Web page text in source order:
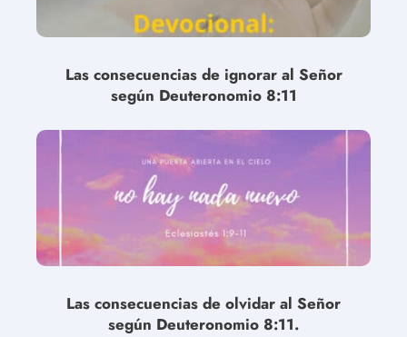
Las consecuencias de ignorar al Señor
según Deuteronomio 8:11
Las consecuencias de olvidar al Señor
según Deuteronomio 8:11.